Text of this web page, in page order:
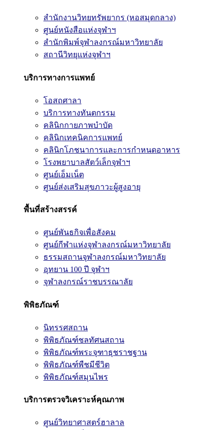
สำนักงานวิทยทรัพยากร (หอสมุดกลาง)
ศูนย์หนังสือแห่งจุฬาฯ
สำนักพิมพ์จุฬาลงกรณ์มหาวิทยาลัย
สถานีวิทยุแห่งจุฬาฯ
บริการทางการแพทย์
โอสถศาลา
บริการทางทันตกรรม
คลินิกกายภาพบำบัด
คลินิกเทคนิคการแพทย์
คลินิกโภชนาการและการกำหนดอาหาร
โรงพยาบาลสัตว์เล็กจุฬาฯ
ศูนย์เอ็มเน็ต
ศูนย์ส่งเสริมสุขภาวะผู้สูงอายุ
พื้นที่สร้างสรรค์
ศูนย์พันธกิจเพื่อสังคม
ศูนย์กีฬาแห่งจุฬาลงกรณ์มหาวิทยาลัย
ธรรมสถานจุฬาลงกรณ์มหาวิทยาลัย
อุทยาน 100 ปี จุฬาฯ
จุฬาลงกรณ์ราชบรรณาลัย
พิพิธภัณฑ์
นิทรรศสถาน
พิพิธภัณฑ์ชลทัศนสถาน
พิพิธภัณฑ์พระจุฑาธุชราชฐาน
พิพิธภัณฑ์พืชมีชีวิต
พิพิธภัณฑ์สมุนไพร
บริการตรวจวิเคราะห์คุณภาพ
ศูนย์วิทยาศาสตร์ฮาลาล